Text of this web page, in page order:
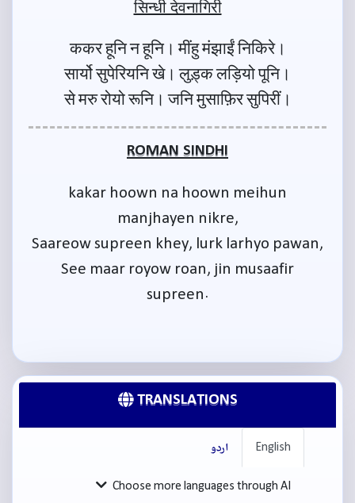
सिन्धी देवनागिरी
ककर हूनि न हूनि। मींहु मंझाईं निकिरे।
सार्यो सुपेरियनि खे। लुड़्क लड़ियो पूनि।
से मरु रोयो रूनि। जनि मुसाफ़िर सुपिरीं।
ROMAN SINDHI
kakar hoown na hoown meihun
manjhayen nikre,
Saareow supreen khey, lurk larhyo pawan,
See maar royow roan, jin musaafir
supreen.
TRANSLATIONS
English اردو
Choose more languages through AI